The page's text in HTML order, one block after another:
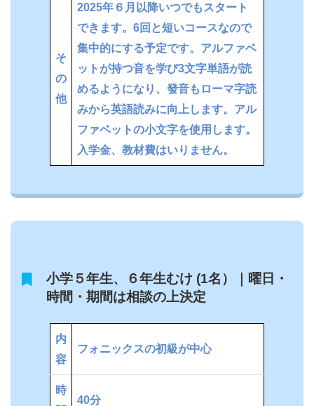
そ
の
他
2025年６月以降いつでもスタート
できます。6回と短いコースなので
集中的にする予定です。アルファベ
ットが持つ音を学び3文字単語が読
めるようになり、發音もローマ字読
みから英語読みに向上します。アル
ファベットの小文字を使用します。
入学金、教材費はいりません。
小学５年生、６年生むけ (1名）｜曜日・
時間・期間は相談の上決定
内
容
フォニックスの初級が中心
時
40分